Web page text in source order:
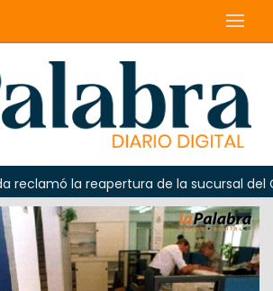
la reapertura de la sucursal del Correo